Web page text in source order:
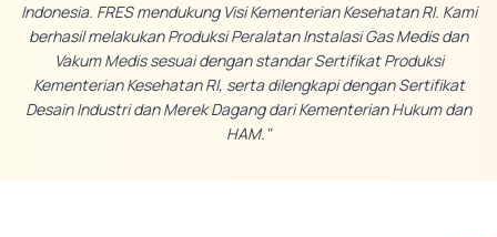
Indonesia. FRES mendukung Visi Kementerian Kesehatan RI. Kami
berhasil melakukan Produksi Peralatan Instalasi Gas Medis dan
Vakum Medis sesuai dengan standar Sertifikat Produksi
Kementerian Kesehatan RI, serta dilengkapi dengan Sertifikat
Desain Industri dan Merek Dagang dari Kementerian Hukum dan
HAM."